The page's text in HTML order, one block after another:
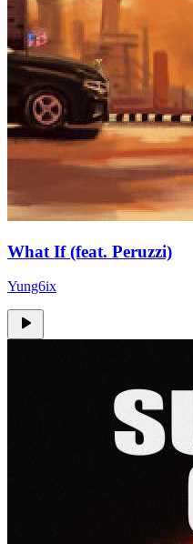
What If (feat. Peruzzi)
Yung6ix